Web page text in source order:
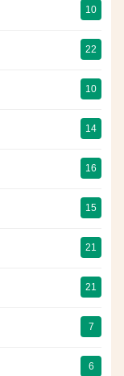
10
22
10
14
16
15
21
21
7
6